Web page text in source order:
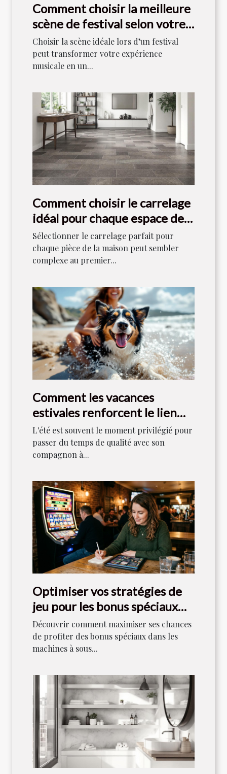
Comment choisir la meilleure
scène de festival selon votre
style musical ?
Choisir la scène idéale lors d’un festival
peut transformer votre expérience
musicale en un...
Comment choisir le carrelage
idéal pour chaque espace de
votre maison ?
Sélectionner le carrelage parfait pour
chaque pièce de la maison peut sembler
complexe au premier...
Comment les vacances
estivales renforcent le lien
entre maîtres et chiens ?
L'été est souvent le moment privilégié pour
passer du temps de qualité avec son
compagnon à...
Optimiser vos stratégies de
jeu pour les bonus spéciaux
dans les machines à sous
Découvrir comment maximiser ses chances
de profiter des bonus spéciaux dans les
machines à sous...